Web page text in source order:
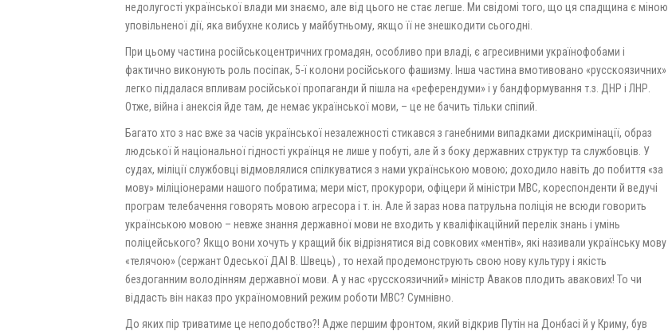
недолугості української влади ми знаємо, але від цього не стає легше. Ми свідомі того, що ця спадщина є міною
уповільненої дії, яка вибухне колись у майбутньому, якщо її не знешкодити сьогодні.
При цьому частина російськоцентричних громадян, особливо при владі, є агресивними українофобами і
фактично виконують роль посіпак, 5-ї колони російського фашизму. Інша частина вмотивовано «русскоязичних»
легко піддалася впливам російської пропаганди й пішла на «референдуми» і у бандформування т.з. ДНР і ЛНР.
Отже, війна і анексія йде там, де немає української мови, – це не бачить тільки спіпий.
Багато хто з нас вже за часів української незалежності стикався з ганебними випадками дискримінації, образ
людської й національної гідності українця не лише у побуті, але й з боку державних структур та службовців. У
судах, міліції службовці відмовлялися спілкуватися з нами українською мовою; доходило навіть до побиття «за
мову» міліціонерами нашого побратима; мери міст, прокурори, офіцери й міністри МВС, кореспонденти й ведучі
програм телебачення говорять мовою агресора і т. ін. Але й зараз нова патрульна поліція не всюди говорить
українською мовою – невже знання державної мови не входить у кваліфікаційний перелік знань і умінь
поліцейського? Якщо вони хочуть у кращий бік відрізнятися від совкових «ментів», які називали українську мову
«телячою» (сержант Одеської ДАІ В. Швець) , то нехай продемонструють свою нову культуру і якість
бездоганним володінням державної мови. А у нас «русскоязичний» міністр Аваков плодить авакових! То чи
віддасть він наказ про україномовний режим роботи МВС? Сумнівно.
До яких пір триватиме це неподобство?! Адже першим фронтом, який відкрив Путін на Донбасі й у Криму, був